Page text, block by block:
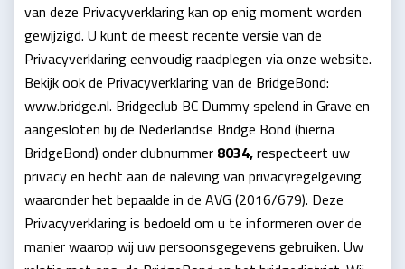
van deze Privacyverklaring kan op enig moment worden
gewijzigd. U kunt de meest recente versie van de
Privacyverklaring eenvoudig raadplegen via onze website.
Bekijk ook de Privacyverklaring van de BridgeBond:
www.bridge.nl. Bridgeclub BC Dummy spelend in Grave en
aangesloten bij de Nederlandse Bridge Bond (hierna
BridgeBond) onder clubnummer 8034,respecteert uw
privacy en hecht aan de naleving van privacyregelgeving
waaronder het bepaalde in de AVG (2016/679). Deze
Privacyverklaring is bedoeld om u te informeren over de
manier waarop wij uw persoonsgegevens gebruiken. Uw